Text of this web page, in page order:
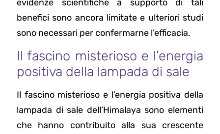
evidenze scientifiche a supporto di tali
benefici sono ancora limitate e ulteriori studi
sono necessari per confermarne l’efficacia.
Il fascino misterioso e l’energia
positiva della lampada di sale
Il fascino misterioso e l’energia positiva della
lampada di sale dell’Himalaya sono elementi
che hanno contribuito alla sua crescente